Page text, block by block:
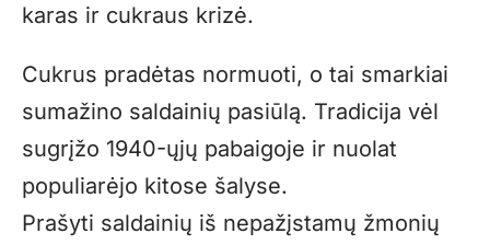
karas ir cukraus krizė.
Cukrus pradėtas normuoti, o tai smarkiai
sumažino saldainių pasiūlą. Tradicija vėl
sugrįžo 1940-ųjų pabaigoje ir nuolat
populiarėjo kitose šalyse.
Prašyti saldainių iš nepažįstamų žmonių